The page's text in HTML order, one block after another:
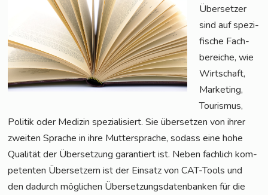
Über­set­zer
sind auf spe­zi­
fi­sche Fach­
be­rei­che, wie
Wirt­schaft,
Mar­ke­ting,
Tou­ris­mus,
Poli­tik oder Medi­zin spe­zia­li­siert. Sie über­set­zen von ihrer
zwei­ten Spra­che in ihre Mut­ter­spra­che, sodass eine hohe
Qua­li­tät der Über­set­zung garan­tiert ist. Neben fach­lich kom­
pe­ten­ten Über­set­zern ist der Ein­satz von CAT-Tools und
den dadurch mög­li­chen Über­set­zungs­da­ten­ban­ken für die